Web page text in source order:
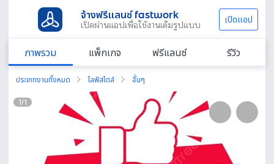
จ้างฟรีแลนซ์ fastwork
เปิดผ่านแอปเพื่อใช้งานเต็มรูปแบบ เปิดแอป
ภาพรวม แพ็กเกจ ฟรีแลนซ์ รีวิว
ประเภทงานทั้งหมด ไลฟ์สไตล์ อื่นๆ
1/1